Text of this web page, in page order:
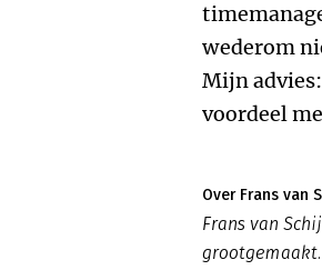
wederom
Mijn advies:
voordeel
Over Frans van
Frans van